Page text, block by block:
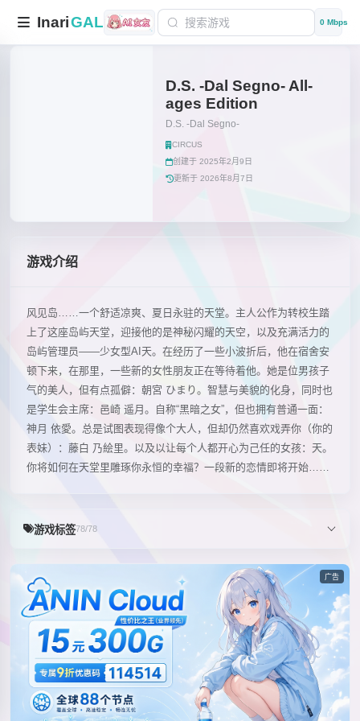
InariGAL 0 Mbps
D.S. -Dal Segno- All-
ages Edition
D.S. -Dal Segno-
CIRCUS
创建于 2025年2月9日
更新于 2026年8月7日
游戏介绍
风见岛……一个舒适凉爽、夏日永驻的天堂。主人公作为转校生踏
上了这座岛屿天堂，迎接他的是神秘闪耀的天空，以及充满活力的
岛屿管理员——少女型AI天。在经历了一些小波折后，他在宿舍安
顿下来，在那里，一些新的女性朋友正在等待着他。她是位男孩子
气的美人，但有点孤僻：朝宮 ひまり。智慧与美貌的化身，同时也
是学生会主席：邑崎 遥月。自称“黑暗之女”，但也拥有普通一面：
神月 依愛。总是试图表现得像个大人，但却仍然喜欢戏弄你（你的
表妹）：藤白 乃絵里。以及以让每个人都开心为己任的女孩：天。
你将如何在天堂里雕琢你永恒的幸福？一段新的恋情即将开始……
游戏标签78/78
广告